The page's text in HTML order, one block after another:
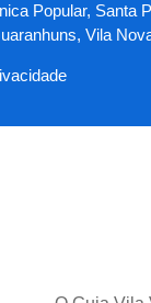
Popular, Santa
Vila